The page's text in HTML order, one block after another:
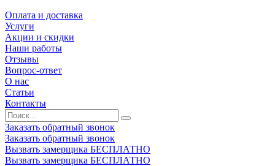
Оплата и доставка
Услуги
Акции и скидки
Наши работы
Отзывы
Вопрос-ответ
О нас
Статьи
Контакты
Заказать обратный звонок
Заказать обратный звонок
Вызвать замерщика БЕСПЛАТНО
Вызвать замерщика БЕСПЛАТНО